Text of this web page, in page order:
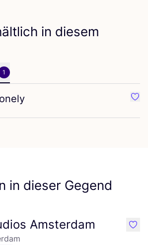
in diesem
1
in dieser Gegend
Amsterdam like